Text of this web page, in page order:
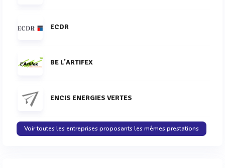
ECDR
BE L'ARTIFEX
ENCIS ENERGIES VERTES
Voir toutes les entreprises proposants les mêmes prestations